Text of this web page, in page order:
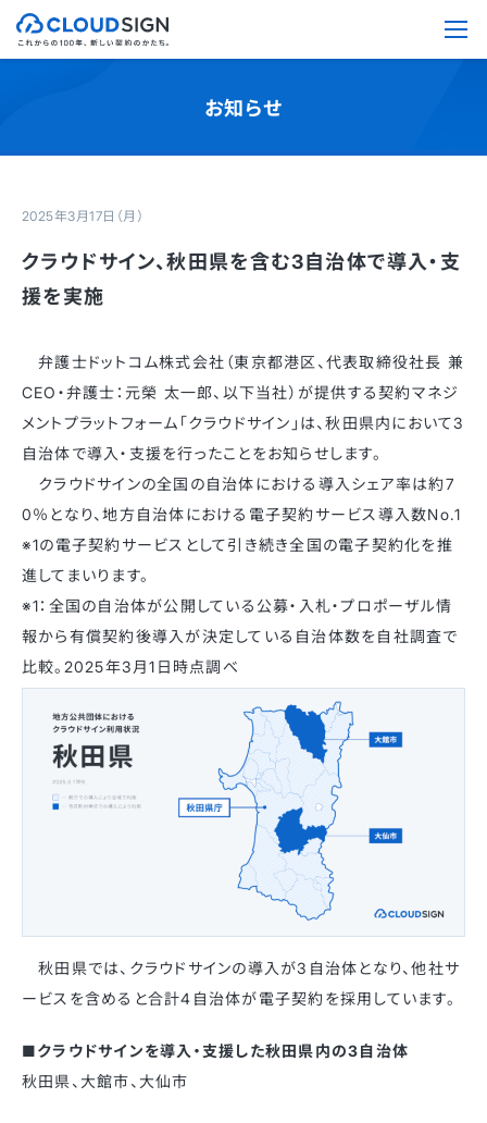
お知らせ
2025年3月17日（月）
クラウドサイン、秋田県を含む3自治体で導入・支
援を実施
弁護士ドットコム株式会社（東京都港区、代表取締役社長 兼
CEO・弁護士：元榮 太一郎、以下当社）が提供する契約マネジ
メントプラットフォーム「クラウドサイン」は、秋田県内において3
自治体で導入・支援を行ったことをお知らせします。
クラウドサインの全国の自治体における導入シェア率は約7
0％となり、地方自治体における電子契約サービス導入数No.1
※1の電子契約サービスとして引き続き全国の電子契約化を推
進してまいります。
※1：全国の自治体が公開している公募・入札・プロポーザル情
報から有償契約後導入が決定している自治体数を自社調査で
比較。2025年3月1日時点調べ
秋田県では、クラウドサインの導入が3自治体となり、他社サ
ービスを含めると合計4自治体が電子契約を採用しています。
■クラウドサインを導入・支援した秋田県内の3自治体
秋田県、大館市、大仙市